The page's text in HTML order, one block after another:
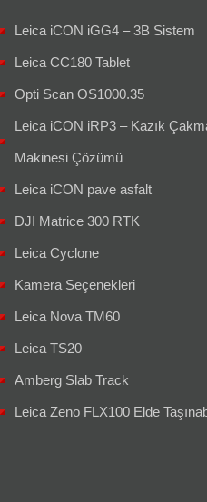
Leica iCON iGG4 – 3B Sistem
Leica CC180 Tablet
Opti Scan OS1000.35
Leica iCON iRP3 – Kazık
Makinesi Çözümü
Leica iCON pave asfalt
DJI Matrice 300 RTK
Leica Cyclone
Kamera Seçenekleri
Leica Nova TM60
Leica TS20
Amberg Slab Track
Leica Zeno FLX100 Elde